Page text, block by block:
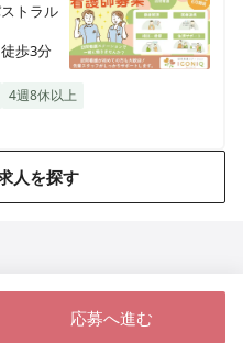
定）
南山
トラル
歩3分
4週8休以上
人を探す
応募へ進む